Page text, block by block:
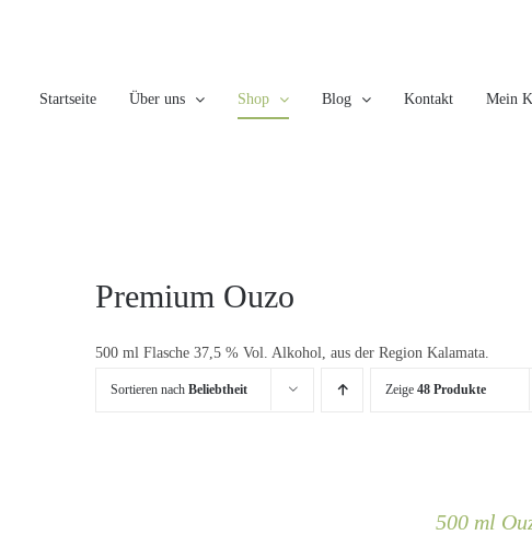
Startseite
Über uns Shop Blog Kontakt Mein
Premium Ouzo
500 ml Flasche 37,5 % Vol. Alkohol, aus der Region Kalamata.
Sortieren nach Beliebtheit Zeige 48 Produkte
500 ml